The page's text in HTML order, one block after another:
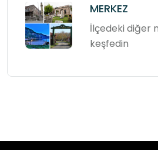
MERKEZ
İlçedeki diğer
keşfedin